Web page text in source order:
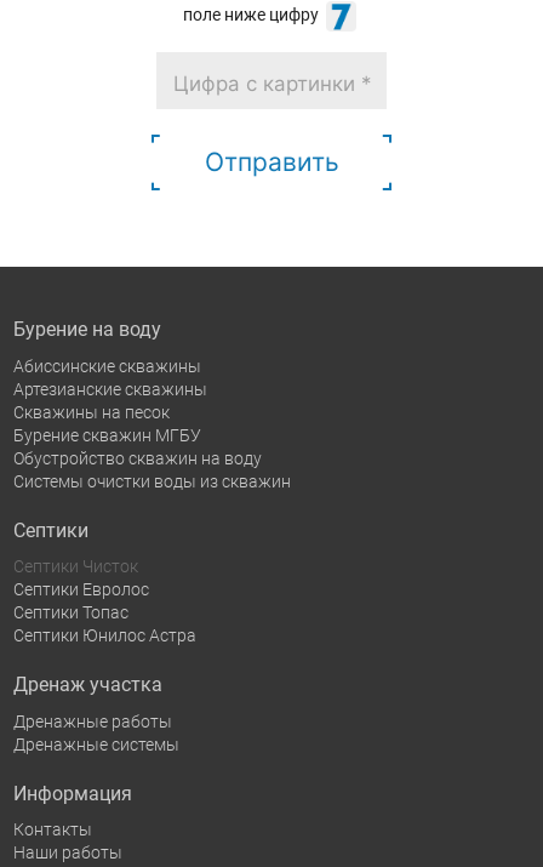
поле ниже цифру
Отправить
Бурение на воду
Абиссинские скважины
Артезианские скважины
Скважины на песок
Бурение скважин МГБУ
Обустройство скважин на воду
Системы очистки воды из скважин
Септики
Септики Чисток
Септики Евролос
Септики Топас
Септики Юнилос Астра
Дренаж участка
Дренажные работы
Дренажные системы
Информация
Контакты
Наши работы